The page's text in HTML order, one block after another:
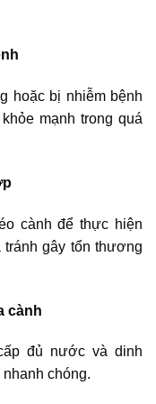
hoặc bị nhiễm bệnh
mạnh trong quá
cành để thực hiện
gây tổn thương
cành
đủ nước và dinh
chóng.